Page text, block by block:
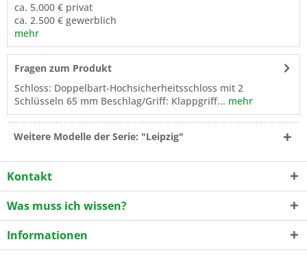
ca. 5.000 € privat
ca. 2.500 € gewerblich
mehr
Fragen zum Produkt
Schloss: Doppelbart-Hochsicherheitsschloss mit 2
Schlüsseln 65 mm Beschlag/Griff: Klappgriff... mehr
Weitere Modelle der Serie: "Leipzig"
Kontakt
Was muss ich wissen?
Informationen